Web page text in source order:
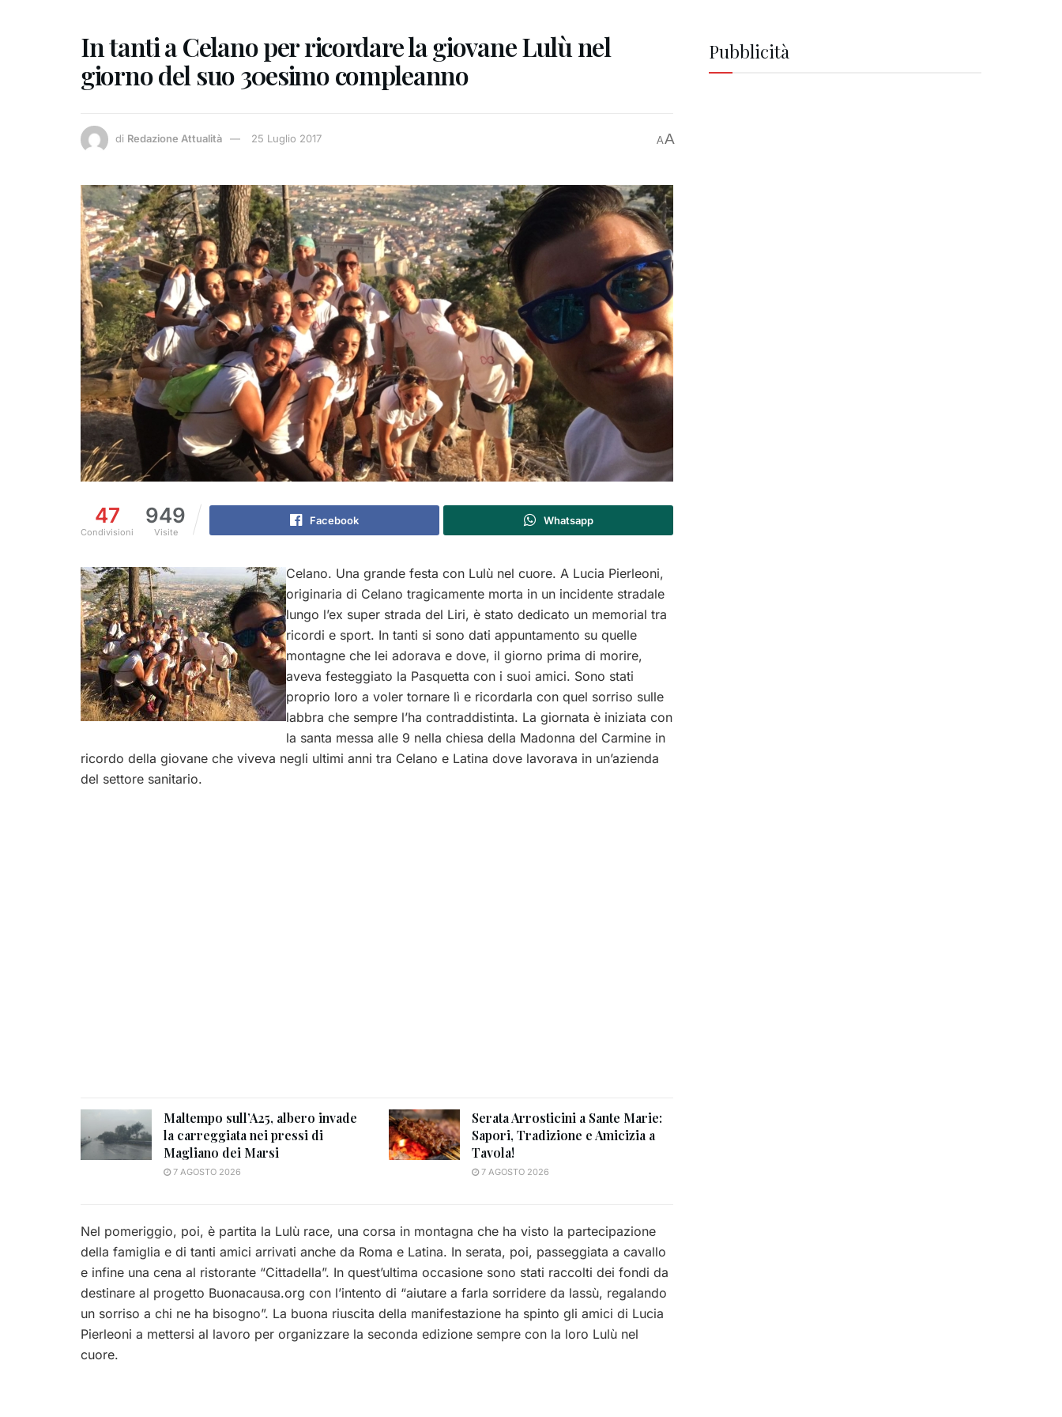
In tanti a Celano per ricordare la giovane Lulù nel
giorno del suo 30esimo compleanno
di Redazione Attualità 25 Luglio 2017 AA
47
Condivisioni
949
Visite
Facebook Whatsapp
Celano. Una grande festa con Lulù nel cuore. A Lucia Pierleoni,
originaria di Celano tragicamente morta in un incidente stradale
lungo l’ex super strada del Liri, è stato dedicato un memorial tra
ricordi e sport. In tanti si sono dati appuntamento su quelle
montagne che lei adorava e dove, il giorno prima di morire,
aveva festeggiato la Pasquetta con i suoi amici. Sono stati
proprio loro a voler tornare lì e ricordarla con quel sorriso sulle
labbra che sempre l’ha contraddistinta. La giornata è iniziata con
la santa messa alle 9 nella chiesa della Madonna del Carmine in
ricordo della giovane che viveva negli ultimi anni tra Celano e Latina dove lavorava in un’azienda
del settore sanitario.
Maltempo sull’A25, albero invade
la carreggiata nei pressi di
Magliano dei Marsi
7 AGOSTO 2026
Serata Arrosticini a Sante Marie:
Sapori, Tradizione e Amicizia a
Tavola!
7 AGOSTO 2026
Nel pomeriggio, poi, è partita la Lulù race, una corsa in montagna che ha visto la partecipazione
della famiglia e di tanti amici arrivati anche da Roma e Latina. In serata, poi, passeggiata a cavallo
e infine una cena al ristorante “Cittadella”. In quest’ultima occasione sono stati raccolti dei fondi da
destinare al progetto Buonacausa.org con l’intento di “aiutare a farla sorridere da lassù, regalando
un sorriso a chi ne ha bisogno”. La buona riuscita della manifestazione ha spinto gli amici di Lucia
Pierleoni a mettersi al lavoro per organizzare la seconda edizione sempre con la loro Lulù nel
cuore.
Pubblicità